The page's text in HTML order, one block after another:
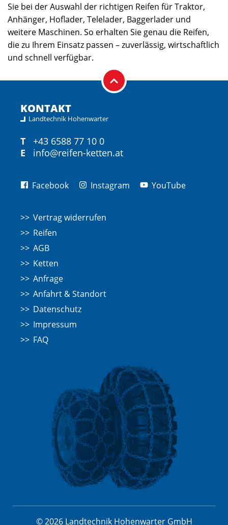
Sie bei der Auswahl der richtigen Reifen für Traktor,
Anhänger, Hoflader, Telelader, Baggerlader und
weitere Maschinen. So erhalten Sie genau die Reifen,
die zu Ihrem Einsatz passen – zuverlässig, wirtschaftlich
und schnell verfügbar.
KONTAKT
Landtechnik Hohenwarter
T
+43 6588 77 10 0
E
info@reifen-ketten.at
Facebook Instagram YouTube
Vertrag widerrufen
Reifen
AGB
Ketten
Anfrage
Anfahrt & Standort
Datenschutz
Impressum
FAQ
© 2026 Landtechnik Hohenwarter GmbH